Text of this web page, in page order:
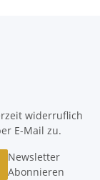
widerruflich
E-Mail zu.
Newsletter
Abonnieren